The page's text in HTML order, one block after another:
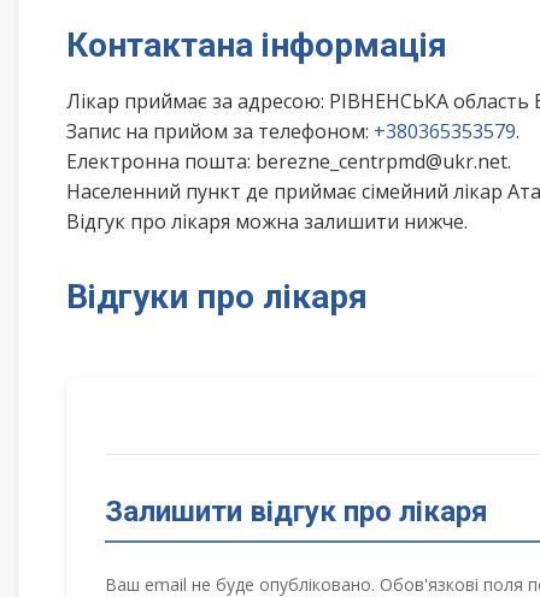
Контактана інформація
Лікар приймає за адресою: РІВНЕНСЬКА
Запис на прийом за телефоном: +380365353579.
Електронна пошта: berezne_centrpmd@ukr.net.
Населенний пункт де приймає сімейний лікар
Відгук про лікаря можна залишити нижче.
Відгуки про лікаря
Залишити відгук про лікаря
Ваш email не буде опубліковано. Обов'язкові поля